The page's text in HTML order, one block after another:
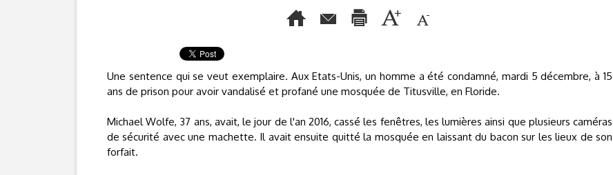
Une sentence qui se veut exemplaire. Aux Etats-Unis, un homme a été condamné, mardi 5 décembre, à 15
ans de prison pour avoir vandalisé et profané une mosquée de Titusville, en Floride.
Michael Wolfe, 37 ans, avait, le jour de l'an 2016, cassé les fenêtres, les lumières ainsi que plusieurs caméras
de sécurité avec une machette. Il avait ensuite quitté la mosquée en laissant du bacon sur les lieux de son
forfait.